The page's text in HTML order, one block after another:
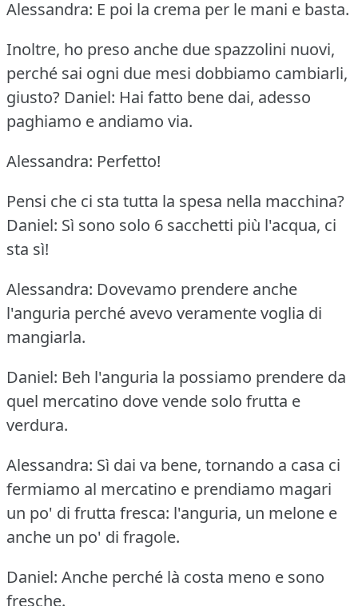
Alessandra: E poi la crema per le mani e basta.
Inoltre, ho preso anche due spazzolini nuovi,
perché sai ogni due mesi dobbiamo cambiarli,
giusto? Daniel: Hai fatto bene dai, adesso
paghiamo e andiamo via.
Alessandra: Perfetto!
Pensi che ci sta tutta la spesa nella macchina?
Daniel: Sì sono solo 6 sacchetti più l'acqua, ci
sta sì!
Alessandra: Dovevamo prendere anche
l'anguria perché avevo veramente voglia di
mangiarla.
Daniel: Beh l'anguria la possiamo prendere da
quel mercatino dove vende solo frutta e
verdura.
Alessandra: Sì dai va bene, tornando a casa ci
fermiamo al mercatino e prendiamo magari
un po' di frutta fresca: l'anguria, un melone e
anche un po' di fragole.
Daniel: Anche perché là costa meno e sono
fresche.